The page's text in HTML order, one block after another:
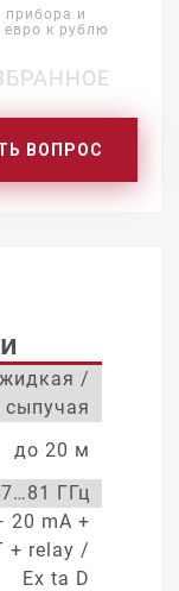
прибора и
евро к рублю
ВОПРОС
жидкая /
сыпучая
до 20 м
ГГц
20 mA +
+ relay /
Ex ta D